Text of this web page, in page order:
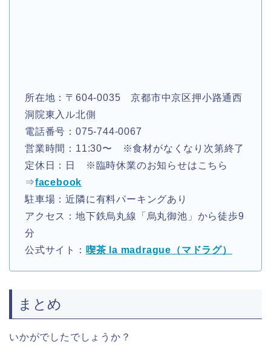
所在地：〒604-0035 京都市中京区押小路通西
洞院東入ル北側
電話番号：075-744-0067
営業時間：11:30〜 ※食材がなくなり次第終了
定休日：日 ※臨時休業のお知らせはこちら
⇒facebook
駐車場：近隣に有料パーキングあり
アクセス：地下鉄烏丸線「烏丸御池」から徒歩9
分
公式サイト： 喫茶 la madrague（マドラグ）
まとめ
いかがでしたでしょうか？